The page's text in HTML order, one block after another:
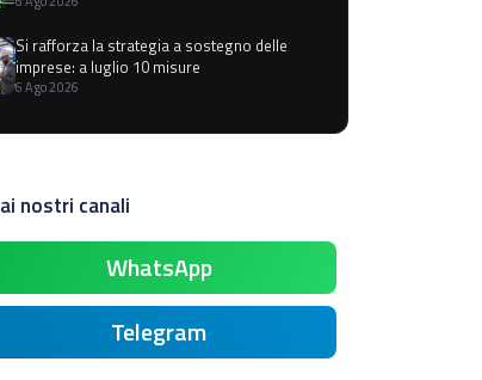
Si rafforza la strategia a sostegno delle
imprese: a luglio 10 misure
6 Ago 2026
nostri canali
WhatsApp
Telegram